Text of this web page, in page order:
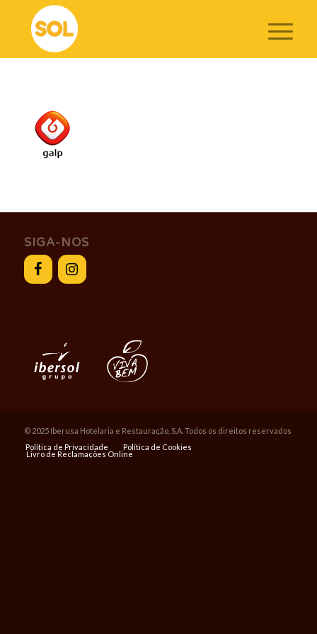
SIGA-NOS
© 2025 Iberusa Hotelaria e Restauração, S.A. Todos os direitos reservados
Política de Privacidade
Política de Cookies
Livro de Reclamações Online